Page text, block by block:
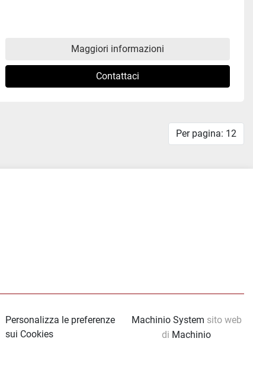
Maggiori informazioni
Contattaci
Per pagina: 12
Personalizza le preferenze
sui Cookies
Machinio System sito web
di Machinio